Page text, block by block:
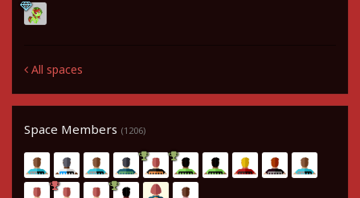
All spaces
Space Members (1206)